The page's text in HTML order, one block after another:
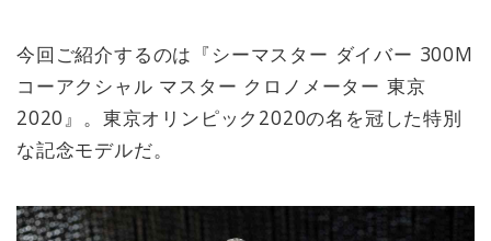
今回ご紹介するのは『シーマスター ダイバー 300M
コーアクシャル マスター クロノメーター 東京
2020』。東京オリンピック2020の名を冠した特別
な記念モデルだ。